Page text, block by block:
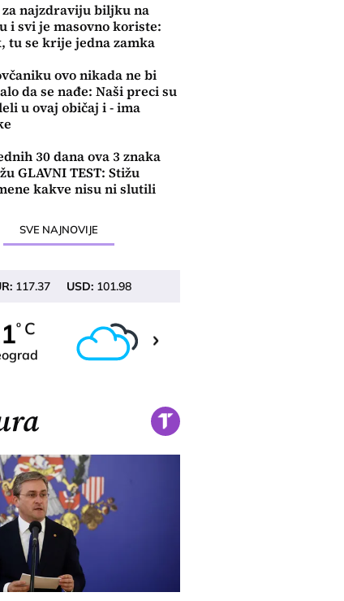
za najzdraviju biljku na
i svi je masovno koriste:
tu se krije jedna zamka
ovo nikada ne bi
da se nađe: Naši preci su
u ovaj običaj i - ima
30 dana ova 3 znaka
GLAVNI TEST: Stižu
kakve nisu ni slutili
SVE NAJNOVIJE
117.37 USD: 101.98
o C